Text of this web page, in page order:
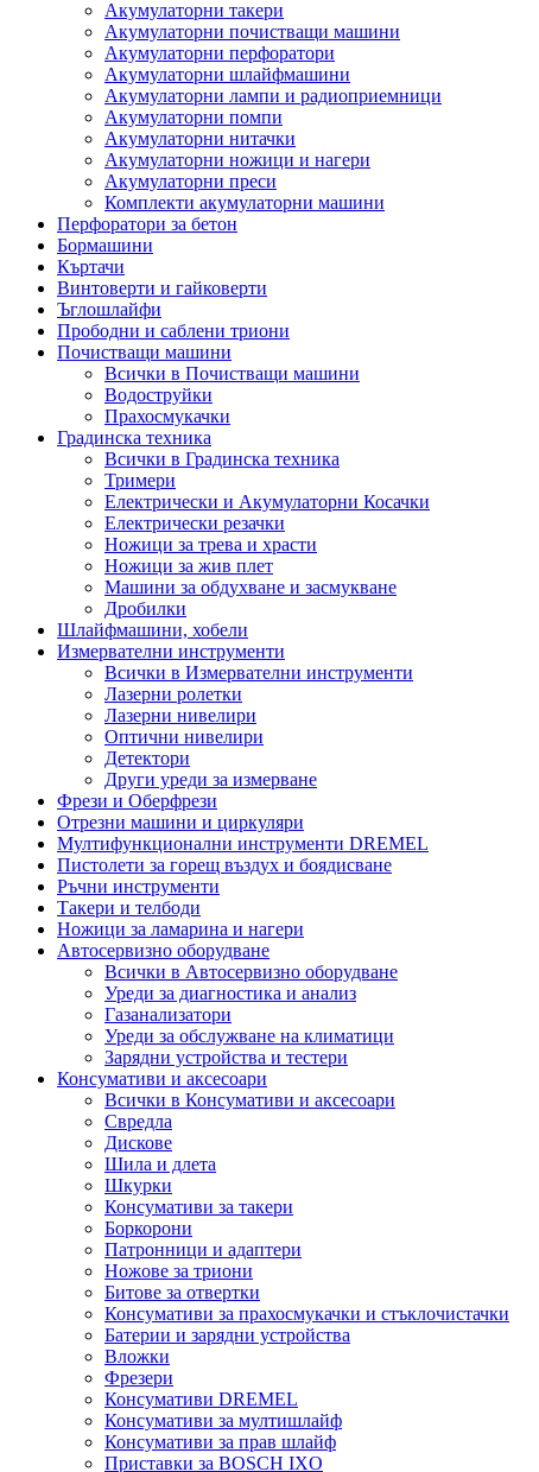
Акумулаторни такери
Акумулаторни почистващи машини
Акумулаторни перфоратори
Акумулаторни шлайфмашини
Акумулаторни лампи и радиоприемници
Акумулаторни помпи
Акумулаторни нитачки
Акумулаторни ножици и нагери
Акумулаторни преси
Комплекти акумулаторни машини
Перфоратори за бетон
Бормашини
Къртачи
Винтоверти и гайковерти
Ъглошлайфи
Прободни и саблени триони
Почистващи машини
Всички в Почистващи машини
Водоструйки
Прахосмукачки
Градинска техника
Всички в Градинска техника
Тримери
Електрически и Акумулаторни Косачки
Електрически резачки
Ножици за трева и храсти
Ножици за жив плет
Машини за обдухване и засмукване
Дробилки
Шлайфмашини, хобели
Измервателни инструменти
Всички в Измервателни инструменти
Лазерни ролетки
Лазерни нивелири
Оптични нивелири
Детектори
Други уреди за измерване
Фрези и Оберфрези
Отрезни машини и циркуляри
Мултифункционални инструменти DREMEL
Пистолети за горещ въздух и боядисване
Ръчни инструменти
Такери и телбоди
Ножици за ламарина и нагери
Автосервизно оборудване
Всички в Автосервизно оборудване
Уреди за диагностика и анализ
Газанализатори
Уреди за обслужване на климатици
Зарядни устройства и тестери
Консумативи и аксесоари
Всички в Консумативи и аксесоари
Свредла
Дискове
Шила и длета
Шкурки
Консумативи за такери
Боркорони
Патронници и адаптери
Ножове за триони
Битове за отвертки
Консумативи за прахосмукачки и стъклочистачки
Батерии и зарядни устройства
Вложки
Фрезери
Консумативи DREMEL
Консумативи за мултишлайф
Консумативи за прав шлайф
Приставки за BOSCH IXO